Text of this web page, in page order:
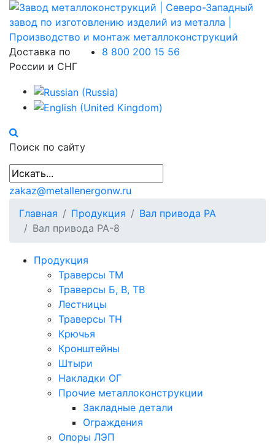
Доставка по
России и СНГ
8 800 200 15 56
Поиск по сайту
zakaz@metallenergonw.ru
Главная
Продукция
Вал привода РА
Вал привода РА-8
Продукция
Траверсы ТМ
Траверсы Б, В, ТВ
Лестницы
Траверсы ТН
Крючья
Кронштейны
Штыри
Накладки ОГ
Прочие металлоконструкции
Закладные детали
Ограждения
Опоры ЛЭП